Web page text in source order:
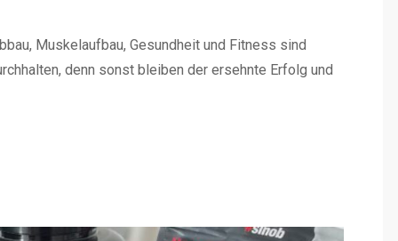
Muskelaufbau, Gesundheit und Fitness sind
denn sonst bleiben der ersehnte Erfolg und